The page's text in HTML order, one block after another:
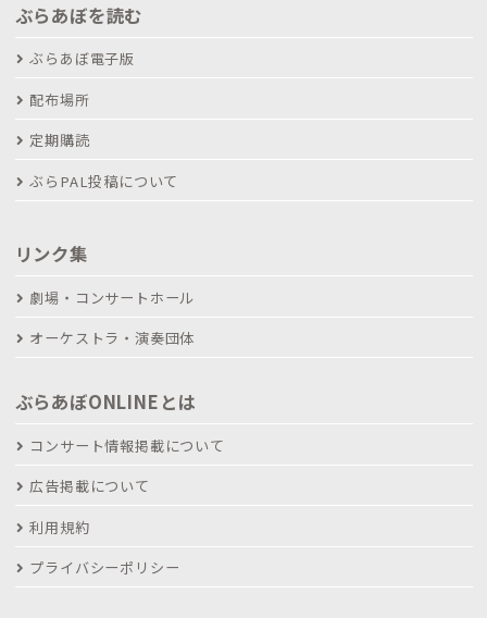
ぶらあぼを読む
ぶらあぼ電子版
配布場所
定期購読
ぶらPAL投稿について
リンク集
劇場・コンサートホール
オーケストラ・演奏団体
ぶらあぼONLINEとは
コンサート情報掲載について
広告掲載について
利用規約
プライバシーポリシー